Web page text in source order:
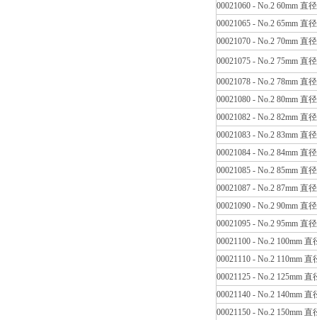
00021060 - No.2 60mm 直
00021065 - No.2 65mm 直
00021070 - No.2 70mm 直
00021075 - No.2 75mm 直
00021078 - No.2 78mm 直
00021080 - No.2 80mm 直
00021082 - No.2 82mm 直
00021083 - No.2 83mm 直
00021084 - No.2 84mm 直
00021085 - No.2 85mm 直
00021087 - No.2 87mm 直
00021090 - No.2 90mm 直
00021095 - No.2 95mm 直
00021100 - No.2 100mm 直
00021110 - No.2 110mm 直
00021125 - No.2 125mm 直
00021140 - No.2 140mm 直
00021150 - No.2 150mm 直